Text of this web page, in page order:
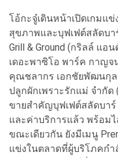
โอ้กะจู๋เดินหน้าเปิดเกมแ
สุขภาพและบุฟเฟต์สลัดบา
Grill & Ground (กริลล์ แ
เดอะพาซิโอ พาร์ค กาญจ
คุณชลากร เอกชัยพัฒนกุล
ปลูกผักเพราะรักแม่ จำกัด
ขายสำคัญบุฟเฟต์สลัดบาร์
และค่าบริการแล้ว พร้อม
ขณะเดียวกัน ยังมีเมนู
แข่งในตลาดที่ผู้บริโภคก